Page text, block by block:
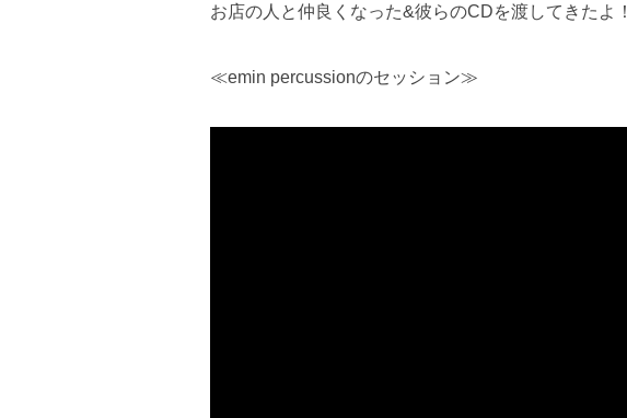
お店の人と仲良くなった&彼らのCDを渡してきたよ！
≪emin percussionのセッション≫